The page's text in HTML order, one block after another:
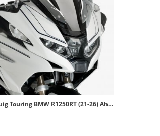
Cúpula Puig Touring BMW R1250RT (21-26) Ahumado 20774H